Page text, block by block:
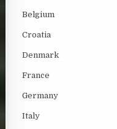
Belgium
Croatia
Denmark
France
Germany
Italy